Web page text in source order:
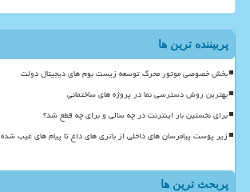
پربیننده ترین ها
بخش خصوصی موتور محرک توسعه زیست بوم های دیجیتال دولت
بهترین روش دسترسی نما در پروژه های ساختمانی
برای نخستین بار اینترنت در چه سالی و برای چه قطع شد؟
زیر پوست پیامرسان های داخلی از باتری های داغ تا پیام های غیب شده
پربحث ترین ها